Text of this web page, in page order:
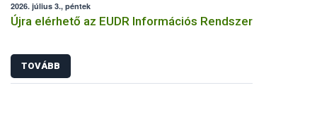
2026. július 3., péntek
Újra elérhető az EUDR Információs Rendszer
TOVÁBB